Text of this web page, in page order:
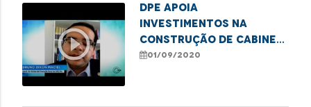
play_circle_outline
DPE apoia
investimentos na
construção de cabines
íntimas no Complexo
01/09/2020